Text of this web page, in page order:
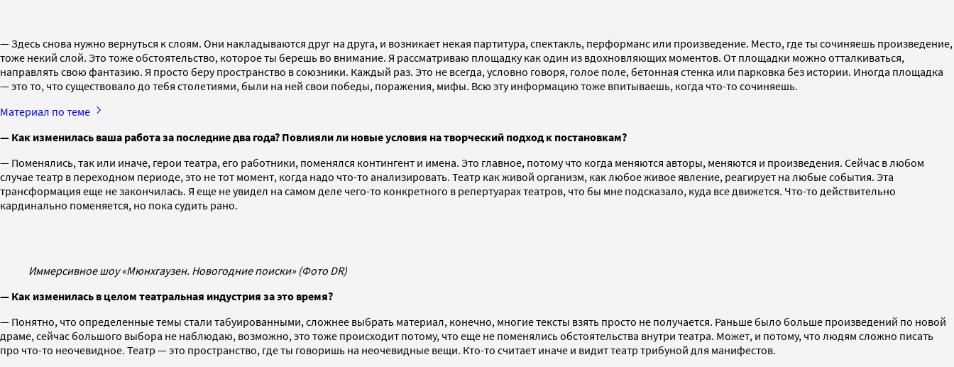
— Здесь снова нужно вернуться к слоям. Они накладываются друг на друга, и возникает некая партитура, спектакль, перформанс или произведение. Место, где ты сочиняешь произведение,
тоже некий слой. Это тоже обстоятельство, которое ты берешь во внимание. Я рассматриваю площадку как один из вдохновляющих моментов. От площадки можно отталкиваться,
направлять свою фантазию. Я просто беру пространство в союзники. Каждый раз. Это не всегда, условно говоря, голое поле, бетонная стенка или парковка без истории. Иногда площадка
— это то, что существовало до тебя столетиями, были на ней свои победы, поражения, мифы. Всю эту информацию тоже впитываешь, когда что-то сочиняешь.
Материал по теме
— Как изменилась ваша работа за последние два года? Повлияли ли новые условия на творческий подход к постановкам?
— Поменялись, так или иначе, герои театра, его работники, поменялся контингент и имена. Это главное, потому что когда меняются авторы, меняются и произведения. Сейчас в любом
случае театр в переходном периоде, это не тот момент, когда надо что-то анализировать. Театр как живой организм, как любое живое явление, реагирует на любые события. Эта
трансформация еще не закончилась. Я еще не увидел на самом деле чего-то конкретного в репертуарах театров, что бы мне подсказало, куда все движется. Что-то действительно
кардинально поменяется, но пока судить рано.
Иммерсивное шоу «Мюнхгаузен. Новогодние поиски» (Фото DR)
— Как изменилась в целом театральная индустрия за это время?
— Понятно, что определенные темы стали табуированными, сложнее выбрать материал, конечно, многие тексты взять просто не получается. Раньше было больше произведений по новой
драме, сейчас большого выбора не наблюдаю, возможно, это тоже происходит потому, что еще не поменялись обстоятельства внутри театра. Может, и потому, что людям сложно писать
про что-то неочевидное. Театр — это пространство, где ты говоришь на неочевидные вещи. Кто-то считает иначе и видит театр трибуной для манифестов.